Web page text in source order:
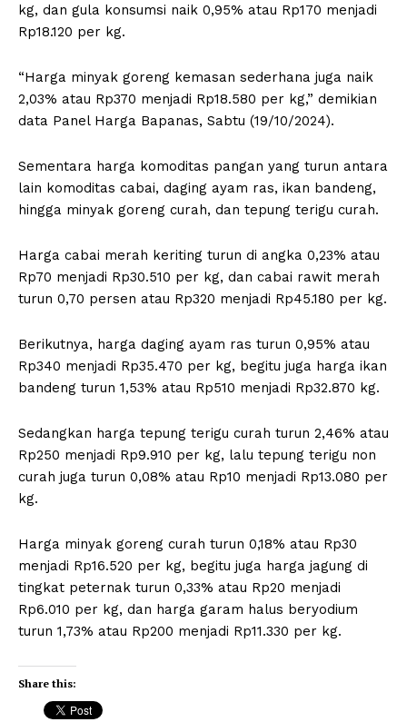
kg, dan gula konsumsi naik 0,95% atau Rp170 menjadi
Rp18.120 per kg.
“Harga minyak goreng kemasan sederhana juga naik
2,03% atau Rp370 menjadi Rp18.580 per kg,” demikian
data Panel Harga Bapanas, Sabtu (19/10/2024).
Sementara harga komoditas pangan yang turun antara
lain komoditas cabai, daging ayam ras, ikan bandeng,
hingga minyak goreng curah, dan tepung terigu curah.
Harga cabai merah keriting turun di angka 0,23% atau
Rp70 menjadi Rp30.510 per kg, dan cabai rawit merah
turun 0,70 persen atau Rp320 menjadi Rp45.180 per kg.
Berikutnya, harga daging ayam ras turun 0,95% atau
Rp340 menjadi Rp35.470 per kg, begitu juga harga ikan
bandeng turun 1,53% atau Rp510 menjadi Rp32.870 kg.
Sedangkan harga tepung terigu curah turun 2,46% atau
Rp250 menjadi Rp9.910 per kg, lalu tepung terigu non
curah juga turun 0,08% atau Rp10 menjadi Rp13.080 per
kg.
Harga minyak goreng curah turun 0,18% atau Rp30
menjadi Rp16.520 per kg, begitu juga harga jagung di
tingkat peternak turun 0,33% atau Rp20 menjadi
Rp6.010 per kg, dan harga garam halus beryodium
turun 1,73% atau Rp200 menjadi Rp11.330 per kg.
Share this: